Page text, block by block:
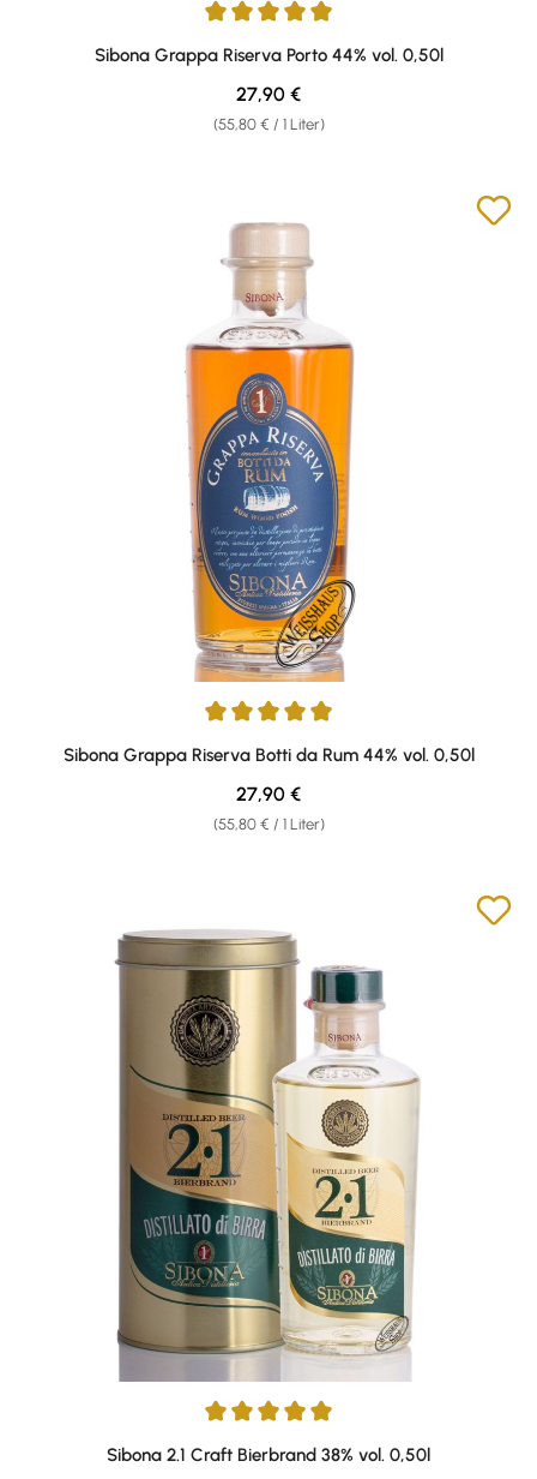
Durchschnittliche Bewertung von 4.9 von 5 Sternen
Sibona Grappa Riserva Porto 44% vol. 0,50l
(55,80 € / 1 Liter)
Regulärer Preis:
27,90 €
Durchschnittliche Bewertung von 4.95 von 5 Sternen
Sibona Grappa Riserva Botti da Rum 44% vol. 0,50l
(55,80 € / 1 Liter)
Regulärer Preis:
27,90 €
Durchschnittliche Bewertung von 5 von 5 Sternen
Sibona 2.1 Craft Bierbrand 38% vol. 0,50l